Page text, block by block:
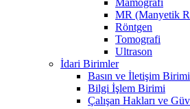
MR (Manyetik
Röntgen
Tomografi
Ultrason
İdari Birimler
Basın ve İletişim Birimi
Bilgi İşlem Birimi
Çalışan Hakları ve